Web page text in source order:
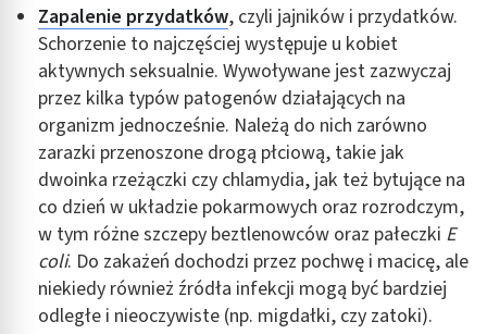
Zapalenie przydatków, czyli jajników i przydatków.
Schorzenie to najczęściej występuje u kobiet
aktywnych seksualnie. Wywoływane jest zazwyczaj
przez kilka typów patogenów działających na
organizm jednocześnie. Należą do nich zarówno
zarazki przenoszone drogą płciową, takie jak
dwoinka rzeżączki czy chlamydia, jak też bytujące na
co dzień w układzie pokarmowych oraz rozrodczym,
w tym różne szczepy beztlenowców oraz pałeczki E
coli. Do zakażeń dochodzi przez pochwę i macicę, ale
niekiedy również źródła infekcji mogą być bardziej
odległe i nieoczywiste (np. migdałki, czy zatoki).